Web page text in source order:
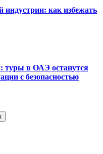
индустрии: как избежать
туры в ОАЭ останутся
с безопасностью